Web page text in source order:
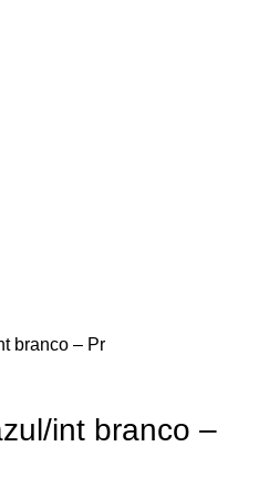
branco – Pr
int branco –